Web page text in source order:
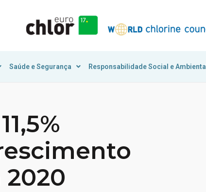
Saúde e Segurança Responsabilidade Social e Ambiental